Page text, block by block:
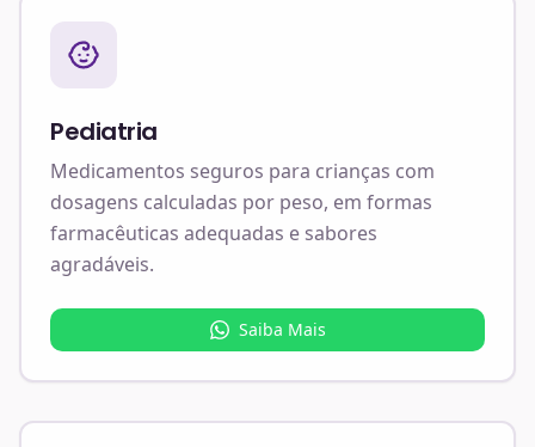
Pediatria
Medicamentos seguros para crianças com
dosagens calculadas por peso, em formas
farmacêuticas adequadas e sabores
agradáveis.
Saiba Mais